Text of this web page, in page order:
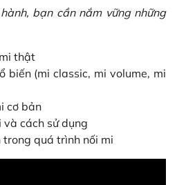
bạn cần nắm vững những
thật
biến (mi classic, mi volume, mi
cơ bản
và cách sử dụng
trong quá trình nối mi